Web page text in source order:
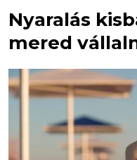
Nyaralás
mered